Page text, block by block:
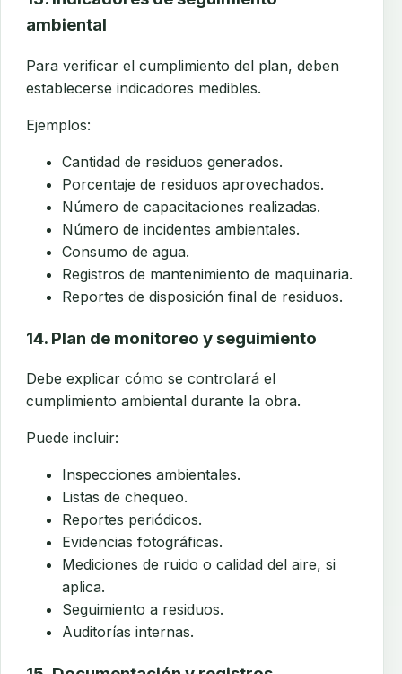
ambiental
Para verificar el cumplimiento del plan, deben
establecerse indicadores medibles.
Ejemplos:
Cantidad de residuos generados.
Porcentaje de residuos aprovechados.
Número de capacitaciones realizadas.
Número de incidentes ambientales.
Consumo de agua.
Registros de mantenimiento de maquinaria.
Reportes de disposición final de residuos.
14. Plan de monitoreo y seguimiento
Debe explicar cómo se controlará el
cumplimiento ambiental durante la obra.
Puede incluir:
Inspecciones ambientales.
Listas de chequeo.
Reportes periódicos.
Evidencias fotográficas.
Mediciones de ruido o calidad del aire, si
aplica.
Seguimiento a residuos.
Auditorías internas.